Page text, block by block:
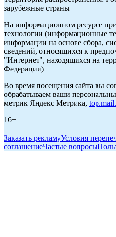
зарубежные страны
На информационном ресурсе
технологии (информационные
информации на основе сбора,
сведений, относящихся к
"Интернет", находящихся на
Федерации).
Во время посещения сайта вы
обрабатываем ваши
метрик Яндекс Метрика,
16+
Заказать рекламуУсловия
соглашениеЧастые вопросы